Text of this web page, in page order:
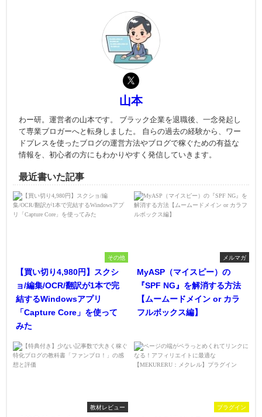
山本
わー研。運営者の山本です。 ブラック企業を退職後、一念発起し
て専業ブロガーへと転身しました。 自らの過去の経験から、ワー
ドプレスを使ったブログの運営方法やブログで稼ぐための有益な
情報を、初心者の方にもわかりやすく発信していきます。
最近書いた記事
その他
【買い切り4,980円】スクシ
ョ/編集/OCR/翻訳が1本で完
結するWindowsアプリ
「Capture Core」を使って
みた
メルマガ
MyASP（マイスピー）の
『SPF NG』を解消する方法
【ムームードメイン or カラ
フルボックス編】
教材レビュー プラグイン